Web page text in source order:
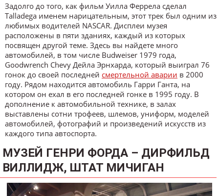
Задолго до того, как фильм Уилла Феррела сделал
Talladega именем нарицательным, этот трек был одним из
любимых водителей NASCAR. Дисплеи музея
расположены в пяти зданиях, каждый из которых
посвящен другой теме. Здесь вы найдете много
автомобилей, в том числе Budweiser 1979 года,
Goodwrench Chevy Дейла Эрнхарда, который выиграл 76
гонок до своей последней смертельной аварии в 2000
году. Рядом находится автомобиль Гарри Ганта, на
котором он ехал в его последней гонке в 1995 году. В
дополнение к автомобильной технике, в залах
выставлены сотни трофеев, шлемов, униформ, моделей
автомобилей, фотографий и произведений искусств из
каждого типа автоспорта.
МУЗЕЙ ГЕНРИ ФОРДА – ДИРФИЛЬД
ВИЛЛИДЖ, ШТАТ МИЧИГАН